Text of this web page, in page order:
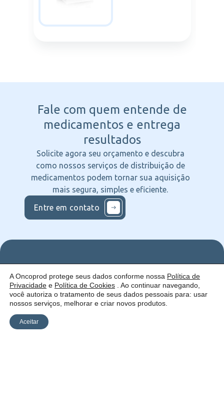
Fale com quem entende de
medicamentos e entrega
resultados
Solicite agora seu orçamento e descubra
como nossos serviços de distribuição de
medicamentos podem tornar sua aquisição
mais segura, simples e eficiente.
Entre em contato
Uma empresa:
Quem
somos
Como
atuamos
ofercemos
Serviços
Catálogo
Siga
nas
Redes
A Oncoprod protege seus dados conforme nossa Política de
Privacidade e Política de Cookies . Ao continuar navegando,
você autoriza o tratamento de seus dados pessoais para: usar
nossos serviços, melhorar e criar novos produtos.
Aceitar